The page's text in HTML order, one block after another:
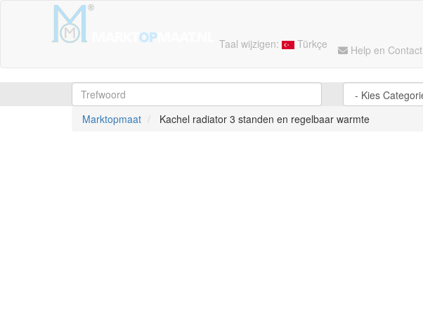
Taal wijzigen: Türkçe Help en Contact
Marktopmaat
Kachel radiator 3 standen en regelbaar warmte